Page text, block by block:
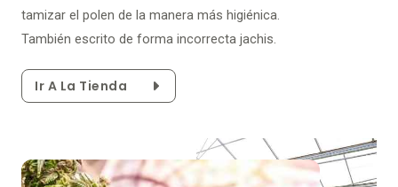
tamizar el polen de la manera más higiénica.
También escrito de forma incorrecta jachis.
Ir A La Tienda